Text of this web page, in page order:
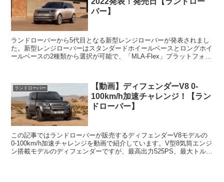
バー】
ランドローバーから5代目となる新型レンジローバーが発表されまし
た。新型レンジローバーはスタンダードホイールベースとロングホイ
ールベースの2種類から選択が可能で、「MLA-Flex」プラットフォー
ランドローバー
【動画】ディフェンダーV8 0-
100km/h加速チャレンジ！【ラン
ドローバー】
この記事ではランドローバーが販売するディフェンダーV8モデルの
0-100km/h加速チャレンジを動画で紹介しています。V型8気筒エンジ
ン搭載モデルのディフェンダーですが、最高出力525PS、最大トルク